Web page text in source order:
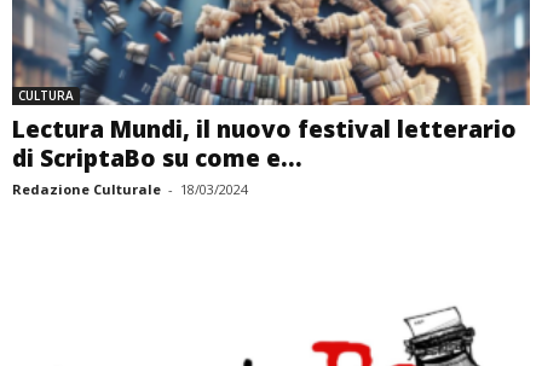
CULTURA
Lectura Mundi, il nuovo festival letterario
di ScriptaBo su come e...
Redazione Culturale - 18/03/2024